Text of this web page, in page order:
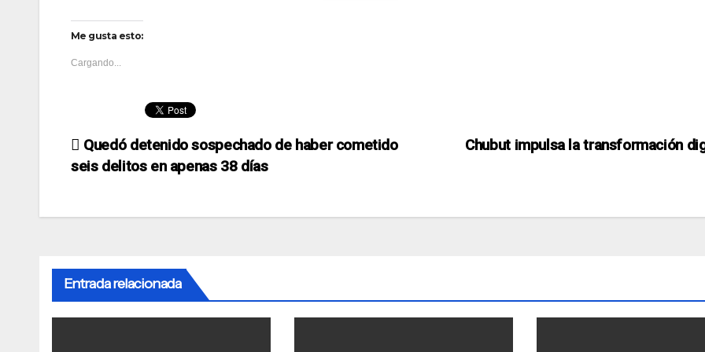
Me gusta esto:
Cargando...
Navegación
entradas
Chubut impulsa la transformación
Quedó detenido sospechado de haber cometido
seis delitos en apenas 38 días
Entrada relacionada